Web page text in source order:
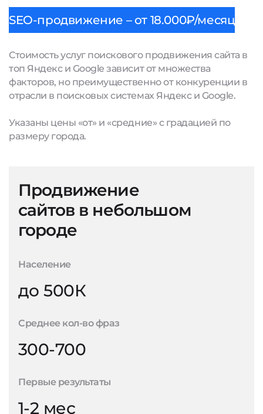
SEO-продвижение – от 18.000₽/месяц
Стоимость услуг поискового продвижения сайта в
топ Яндекс и Google зависит от множества
факторов, но преимущественно от конкуренции в
отрасли в поисковых системах Яндекс и Google.
Указаны цены «от» и «средние» с градацией по
размеру города.
Продвижение
сайтов в небольшом
городе
Население
до 500К
Среднее кол-во фраз
300-700
Первые результаты
1-2 мес